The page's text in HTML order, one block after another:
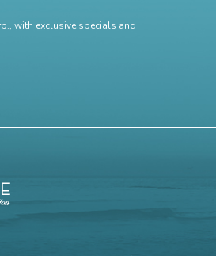
with exclusive specials and